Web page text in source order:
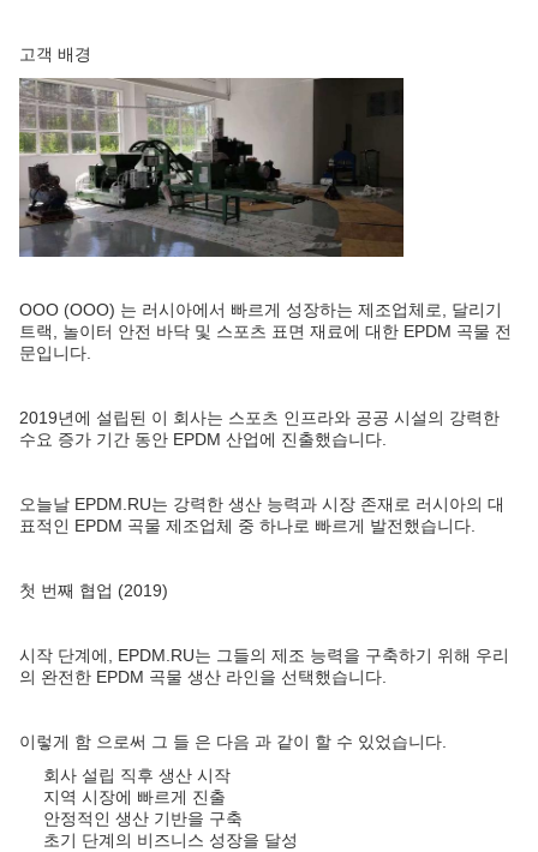
고객 배경
OOO (OOO) 는 러시아에서 빠르게 성장하는 제조업체로, 달리기
트랙, 놀이터 안전 바닥 및 스포츠 표면 재료에 대한 EPDM 곡물 전
문입니다.
2019년에 설립된 이 회사는 스포츠 인프라와 공공 시설의 강력한
수요 증가 기간 동안 EPDM 산업에 진출했습니다.
오늘날 EPDM.RU는 강력한 생산 능력과 시장 존재로 러시아의 대
표적인 EPDM 곡물 제조업체 중 하나로 빠르게 발전했습니다.
첫 번째 협업 (2019)
시작 단계에, EPDM.RU는 그들의 제조 능력을 구축하기 위해 우리
의 완전한 EPDM 곡물 생산 라인을 선택했습니다.
이렇게 함 으로써 그 들 은 다음 과 같이 할 수 있었습니다.
회사 설립 직후 생산 시작
지역 시장에 빠르게 진출
안정적인 생산 기반을 구축
초기 단계의 비즈니스 성장을 달성